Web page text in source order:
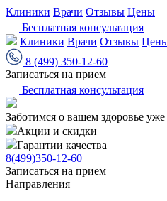
Клиники Врачи Отзывы Цены
Бесплатная консультация
Клиники Врачи Отзывы
8 (499) 350-12-60
Записаться на прием
Бесплатная консультация
Заботимся о вашем здоровье уже
Акции и скидки
Гарантии качества
8(499)350-12-60
Записаться на прием
Направления